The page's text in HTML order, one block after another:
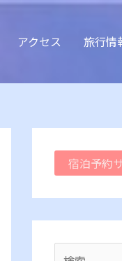
アクセス 旅行情
宿泊予約